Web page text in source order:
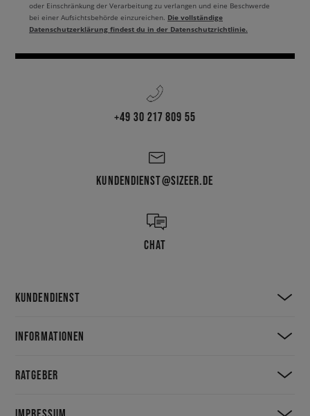
oder Einschränkung der Verarbeitung zu verlangen und eine Beschwerde
bei einer Aufsichtsbehörde einzureichen. Die vollständige
Datenschutzerklärung findest du in der Datenschutzrichtlinie.
+49 30 217 809 55
KUNDENDIENST@SIZEER.DE
CHAT
KUNDENDIENST
INFORMATIONEN
RATGEBER